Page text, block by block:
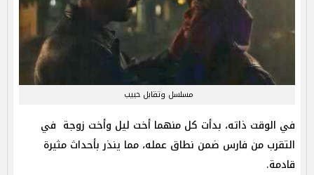
مسلسل وتقابل حبيب
في الوقت ذاته، بدأت كل منهما أخت ليل وأخت زوجة في
التقرب من فارس ضمن نطاق عمله، مما ينذر بأحداث مثيرة
قادمة.